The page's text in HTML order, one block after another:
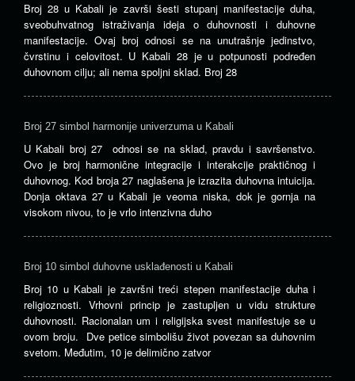
Broj 28 u Kabali je završi šesti stupanj manifestacije duha,
sveobuhvatnog istraživanja ideja o duhovnosti i duhovne
manifestacije. Ovaj broj odnosi se na unutrašnje jedinstvo,
čvrstinu i celovitost. U Kabali 28 je u potpunosti podređen
duhovnom cilju; ali nema spoljni sklad. Broj 28
Broj 27 simbol harmonije univerzuma u Kabali
U Kabali broj 27 odnosi se na sklad, pravdu i savršenstvo.
Ovo je broj harmonične integracije i interakcije praktičnog i
duhovnog. Kod broja 27 naglašena je izrazita duhovna intuicija.
Donja oktava 27 u Kabali je veoma niska, dok je gornja na
visokom nivou, to je vrlo intenzivna duho
Broj 10 simbol duhovne usklađenosti u Kabali
Broj 10 u Kabali je završni treći stepen manifestacije duha i
religioznosti. Vrhovni princip je zastupljen u vidu strukture
duhovnosti. Racionalan um i religijska svest manifestuje se u
ovom broju. Dve petice simbolišu život povezan sa duhovnim
svetom. Međutim, 10 je delimično zatvor